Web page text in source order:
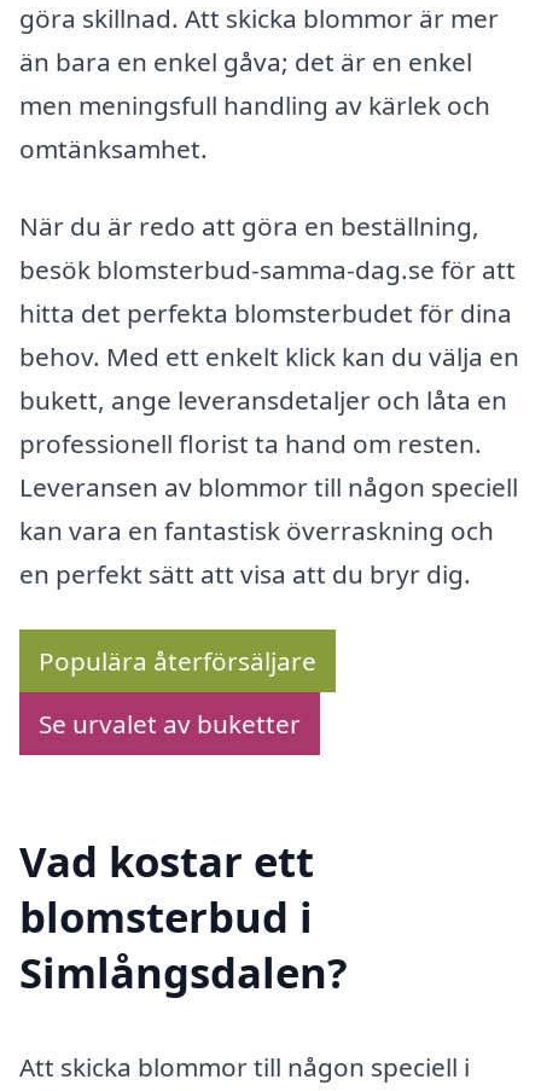
göra skillnad. Att skicka blommor är mer
än bara en enkel gåva; det är en enkel
men meningsfull handling av kärlek och
omtänksamhet.
När du är redo att göra en beställning,
besök blomsterbud-samma-dag.se för att
hitta det perfekta blomsterbudet för dina
behov. Med ett enkelt klick kan du välja en
bukett, ange leveransdetaljer och låta en
professionell florist ta hand om resten.
Leveransen av blommor till någon speciell
kan vara en fantastisk överraskning och
en perfekt sätt att visa att du bryr dig.
Populära återförsäljare
Se urvalet av buketter
Vad kostar ett
blomsterbud i
Simlångsdalen?
Att skicka blommor till någon speciell i